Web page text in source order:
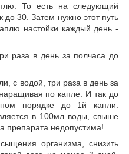
То есть на следующий
до 30. Затем нужно этот путь
настойки каждый день -
раза в день за полчаса до
с водой, три раза в день за
по капле. И так до
порядке до 1й капли.
в 100мл воды, свыше
препарата недопустима!
организма, снизить